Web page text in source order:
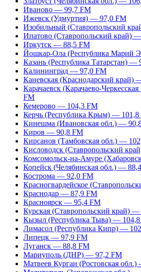
Иваново — 99,7 FM
Ижевск (Удмуртия) — 97,0 FM
Изобильный (Ставропольский
Ипатово (Ставропольский край)
Иркутск — 88,5 FM
Йошкар-Ола (Республика Марий
Казань (Республика Татарстан) —
Калининград — 97,0 FM
Каневская (Краснодарский край)
Карачаевск (Карачаево-
FM
Кемерово — 104,3 FM
Керчь (Республика Крым) — 101,8
Кинешма (Ивановская обл.) —
Киров — 90,8 FM
Кирсанов (Тамбовская обл.) —
Кисловодск (Ставропольский
Комсомольск-на-Амуре
Копейск (Челябинская обл.) —
Кострома — 92,0 FM
Красногвардейское
Краснодар — 87,9 FM
Красноярск — 95,4 FM
Курская (Ставропольский край)
Кызыл (Республика Тыва) —
Лимасол (Республика Кипр) —
Липецк — 97,9 FM
Луганск — 88,8 FM
Мариуполь (ДНР) — 97,2 FM
Матвеев Курган (Ростовская